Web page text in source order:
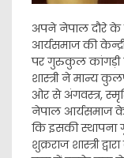
अपने नेपाल दौरे के
आर्यसमाज की
पर गुरुकुल कांगड़ी
शास्त्री ने मान्य
ओर से अंगवस्त्र,
नेपाल आर्यसमाज
कि इसकी
शुक्रराज शास्त्री